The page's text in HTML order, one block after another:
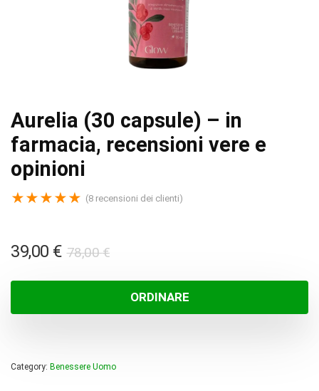
Aurelia (30 capsule) – in
farmacia, recensioni vere e
opinioni
★★★★★ (8 recensioni dei clienti)
78,00€Il
originale
era:
39,00 €
Il
attuale
è:
ORDINARE
Category: Benessere Uomo